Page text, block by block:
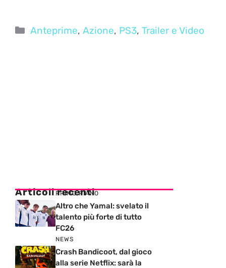
Categorie
Anteprime,Azione, PS3,Trailer e Video
Articoli recenti
PRIMO PIANO
Altro che Yamal: svelato il
talento più forte di tutto
FC26
NEWS
Crash Bandicoot, dal gioco
alla serie Netflix: sarà la